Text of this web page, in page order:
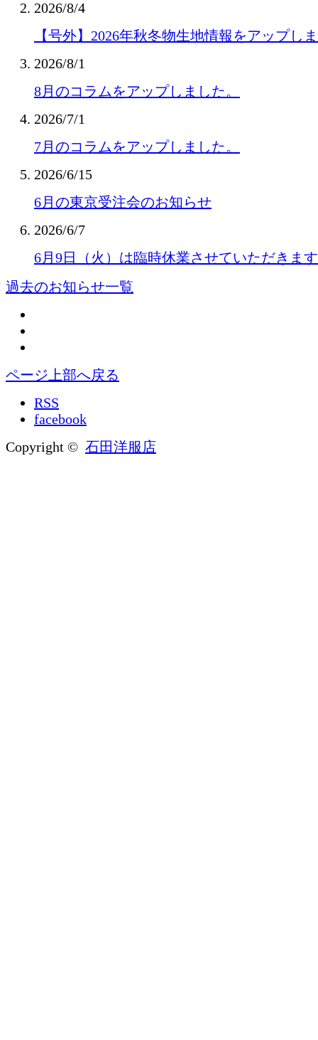
2026/8/4
【号外】2026年秋冬物生地情報をアップし
2026/8/1
8月のコラムをアップしました。
2026/7/1
7月のコラムをアップしました。
2026/6/15
6月の東京受注会のお知らせ
2026/6/7
6月9日（火）は臨時休業させていただきま
過去のお知らせ一覧
ページ上部へ戻る
RSS
facebook
Copyright © 石田洋服店